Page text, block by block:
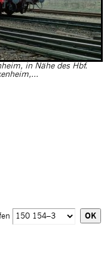
in Nähe des Hbf.